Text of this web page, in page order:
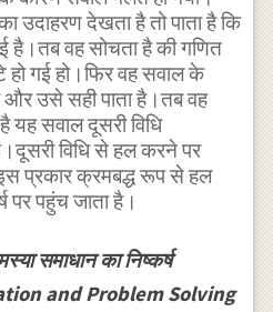
उदाहरण देखता है तो पाता है कि
है।तब वह सोचता है की गणित
गई हो।फिर वह सवाल के
उसे सही पाता है।तब वह
यह सवाल दूसरी विधि
विधि से हल करने पर
प्रकार क्रमबद्ध रूप से हल
पर पहुंच जाता है।
समाधान का निष्कर्ष
and Problem Solving